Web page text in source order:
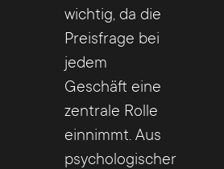
wichtig, da die
Preisfrage bei
jedem
Geschäft eine
zentrale Rolle
einnimmt. Aus
psychologischer